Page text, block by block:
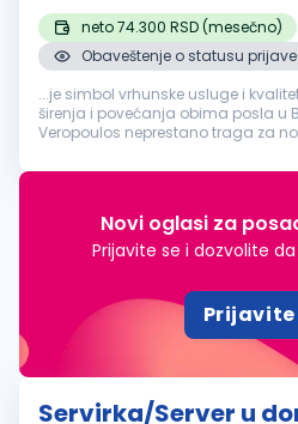
neto 74.300 RSD (mesečno)
Obaveštenje o statusu prijave
...je simbol vrhunske usluge i
širenja i povećanja obima posla u
Veropoulos neprestano traga za
(domaća kuhinja) Lokacija rada...
Novi oglasi za
Prijavite se i dozvolite
Prijavite
Servirka/Server u